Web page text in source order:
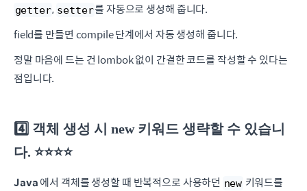
getter, setter를 자동으로 생성해 줍니다.
field를 만들면 compile 단계에서 자동 생성해 줍니다.
정말 마음에 드는 건 lombok 없이 간결한 코드를 작성할 수 있다는
점입니다.
4️⃣ 객체 생성 시 new 키워드 생략할 수 있습니
다. ⭐️⭐️⭐️⭐️
Java에서 객체를 생성할 때 반복적으로 사용하던 new 키워드를